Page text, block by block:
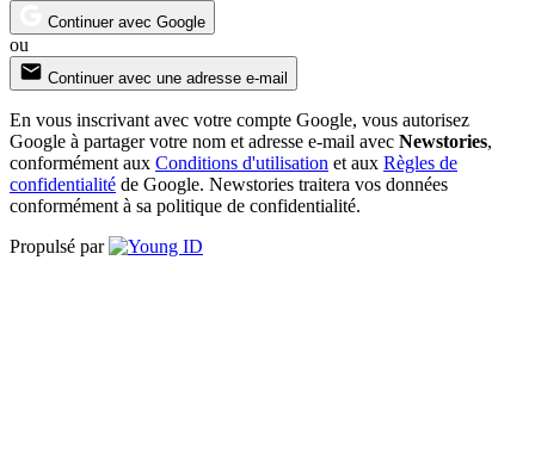
Continuer avec Google
ou
Continuer avec une adresse e-mail
En vous inscrivant avec votre compte Google, vous autorisez
Google à partager votre nom et adresse e-mail avec Newstories,
conformément aux Conditions d'utilisation et aux Règles de
confidentialité de Google. Newstories traitera vos données
conformément à sa politique de confidentialité.
Propulsé par